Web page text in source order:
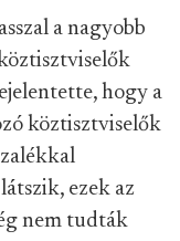
a nagyobb
hogy a
köztisztviselők
ezek az
nem tudták